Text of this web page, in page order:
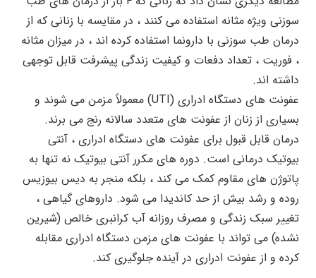
سوزنی ویژه مثانه استفاده می کنند ، در مقایسه با زنانی که از
درمان طب سوزنی با دارونما استفاده کرده اند ، در میزان مثانه
، فوریت ، تعداد دفعات و کیفیت زندگی پیشرفت قابل توجهی
داشته اند.
عفونت های دستگاه ادراری (UTI) معمولاً مزمن می شوند و
بسیاری از زنان از عفونت های متعدد سالانه رنج می برند.
درمان قابل قبول برای عفونت های دستگاه ادراری ، آنتی
بیوتیک درمانی است. دوره های مکرر آنتی بیوتیک نه تنها به
پاتوژن های مقاوم کمک می کند ، بلکه منجر به دیس بیوزیس
روده و رشد بیش از حد کاندیدا می شود. داروهای گیاهی ،
تغییر سبک زندگی و مصرف روزانه آب کرانبری خالص (شیرین
نشده) می تواند با عفونت های مزمن دستگاه ادراری مقابله
کرده و از عفونت ادراری در آینده جلوگیری کند.